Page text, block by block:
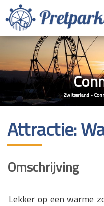
Zwitserland »
Attractie:
Omschrijving
Lekker op een warme